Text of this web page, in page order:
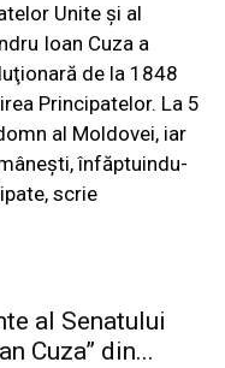
Unite şi al
Ioan Cuza a
de la 1848
Principatelor. La 5
al Moldovei, iar
înfăptuindu-
scrie
al Senatului
Cuza” din...